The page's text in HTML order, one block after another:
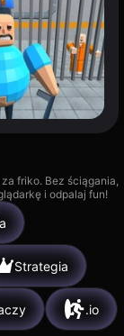
friko. Bez ściągania,
i odpalaj fun!
Strategia
.io